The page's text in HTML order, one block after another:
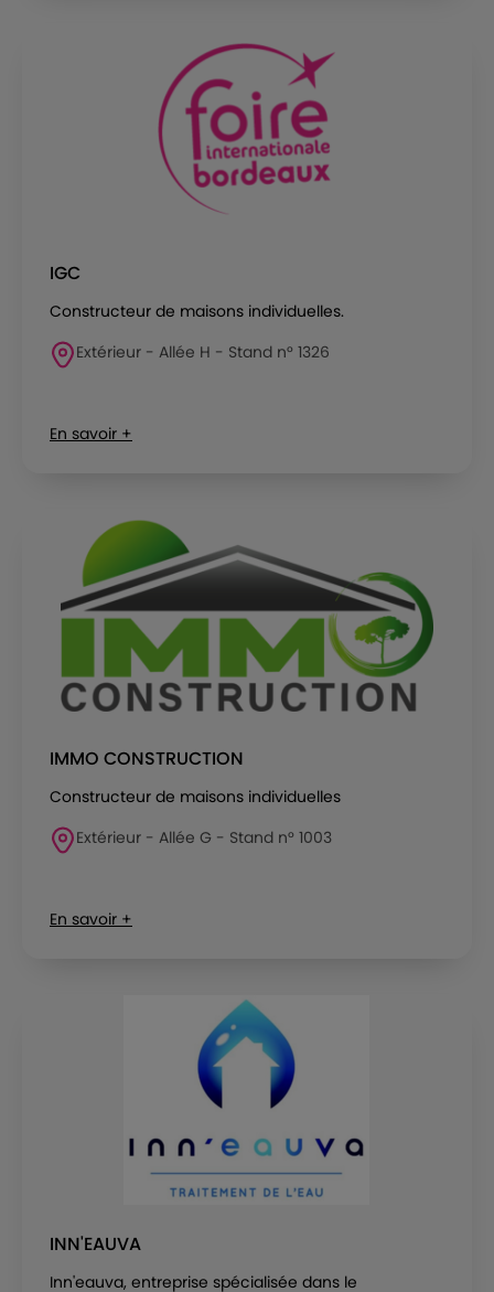
IGC
Constructeur de maisons individuelles.
Extérieur - Allée H - Stand n° 1326
En savoir +
IMMO CONSTRUCTION
Constructeur de maisons individuelles
Extérieur - Allée G - Stand n° 1003
En savoir +
INN'EAUVA
Inn'eauva, entreprise spécialisée dans le